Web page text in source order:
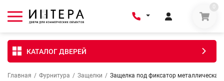
0
КАТАЛОГ ДВЕРЕЙ
Главная / Фурнитура / Защелки / Защелка под фиксатор металлическая